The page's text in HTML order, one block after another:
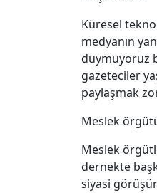
Küresel
medyanın
duymuyoruz
gazeteciler
paylaşmak
Meslek
Meslek
dernekte
siyasi